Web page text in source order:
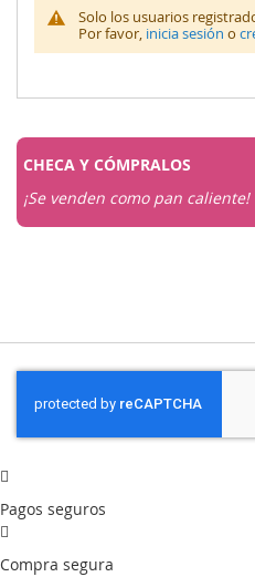
Solo los usuarios
Por favor, inicia sesión o
CHECA Y CÓMPRALOS
¡Se venden como pan caliente!
Pagos seguros
Compra segura